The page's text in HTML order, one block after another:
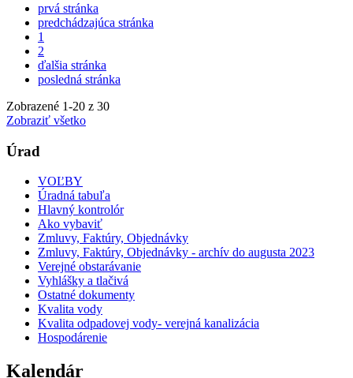
prvá stránka
predchádzajúca stránka
1
2
ďalšia stránka
posledná stránka
Zobrazené 1-20 z 30
Zobraziť všetko
Úrad
VOĽBY
Úradná tabuľa
Hlavný kontrolór
Ako vybaviť
Zmluvy, Faktúry, Objednávky
Zmluvy, Faktúry, Objednávky - archív do augusta 2023
Verejné obstarávanie
Vyhlášky a tlačivá
Ostatné dokumenty
Kvalita vody
Kvalita odpadovej vody- verejná kanalizácia
Hospodárenie
Kalendár